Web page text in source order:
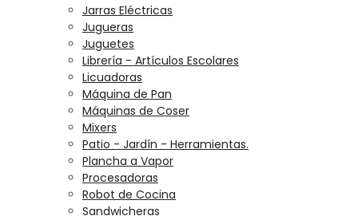
Jarras Eléctricas
Jugueras
Juguetes
Librería - Artículos Escolares
Licuadoras
Máquina de Pan
Máquinas de Coser
Mixers
Patio - Jardín - Herramientas.
Plancha a Vapor
Procesadoras
Robot de Cocina
Sandwicheras